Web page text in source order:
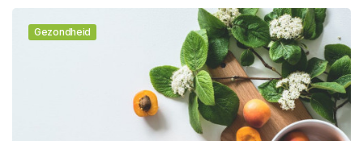
Gezondheid